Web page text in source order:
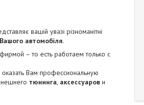
вашій увазі різноманітні
автомобіля.
– то есть работаем только с
Вам профессиональную
тюнинга, аксессуаров и